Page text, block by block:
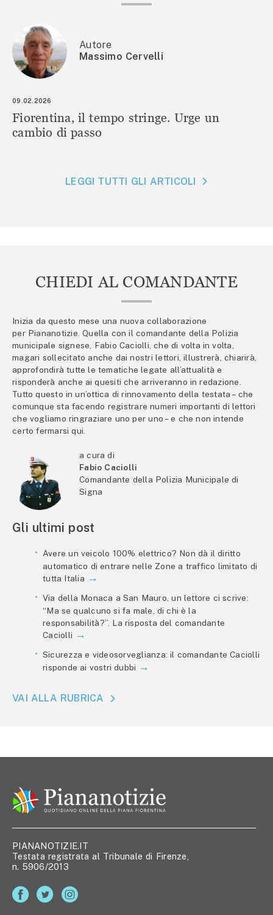
Autore
Massimo Cervelli
09.02.2026
Fiorentina, il tempo stringe. Urge un
cambio di passo
LEGGI TUTTI GLI ARTICOLI
CHIEDI AL COMANDANTE
Inizia da questo mese una nuova collaborazione
per Piananotizie. Quella con il comandante della Polizia
municipale signese, Fabio Caciolli, che di volta in volta,
magari sollecitato anche dai nostri lettori, illustrerà, chiarirà,
approfondirà tutte le tematiche legate all’attualità e
risponderà anche ai quesiti che arriveranno in redazione.
Tutto questo in un’ottica di rinnovamento della testata – che
comunque sta facendo registrare numeri importanti di lettori
che vogliamo ringraziare uno per uno – e che non intende
certo fermarsi qui.
a cura di
Fabio Caciolli
Comandante della Polizia Municipale di
Signa
Gli ultimi post
Avere un veicolo 100% elettrico? Non dà il diritto
automatico di entrare nelle Zone a traffico limitato di
tutta Italia
Via della Monaca a San Mauro, un lettore ci scrive:
“Ma se qualcuno si fa male, di chi è la
responsabilità?”. La risposta del comandante
Caciolli
Sicurezza e videosorveglianza: il comandante Caciolli
risponde ai vostri dubbi
VAI ALLA RUBRICA
PIANANOTIZIE.IT
Testata registrata al Tribunale di Firenze,
n. 5906/2013